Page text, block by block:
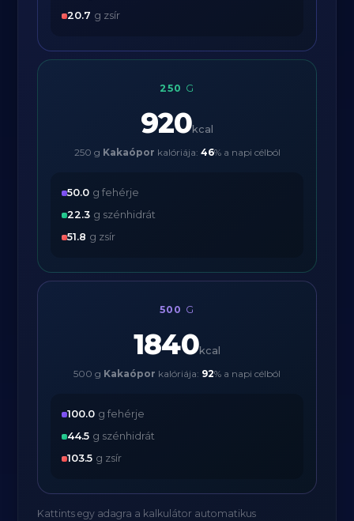
20.7 g zsír
250 G
920kcal
250 g Kakaópor kalóriája: 46% a napi célból
50.0 g fehérje
22.3 g szénhidrát
51.8 g zsír
500 G
1840kcal
500 g Kakaópor kalóriája: 92% a napi célból
100.0 g fehérje
44.5 g szénhidrát
103.5 g zsír
Kattints egy adagra a kalkulátor automatikus